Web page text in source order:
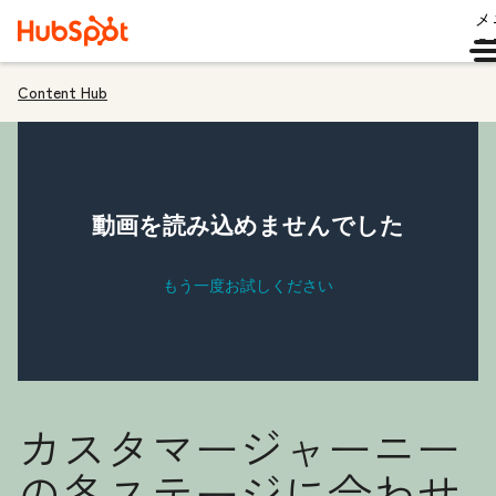
Content Hub
カスタマージャーニー